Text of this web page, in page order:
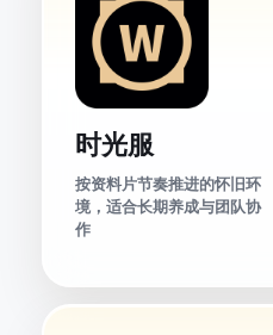
时光服
按资料片节奏推进的怀旧环
境，适合长期养成与团队协
作